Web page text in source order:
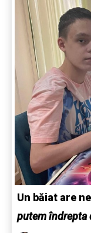
Un băiat are
putem îndrepta